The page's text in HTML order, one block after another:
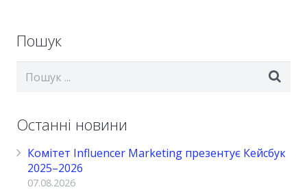
Пошук
Останні новини
Комітет Influencer Marketing презентує Кейсбук
2025–2026
07.08.2026